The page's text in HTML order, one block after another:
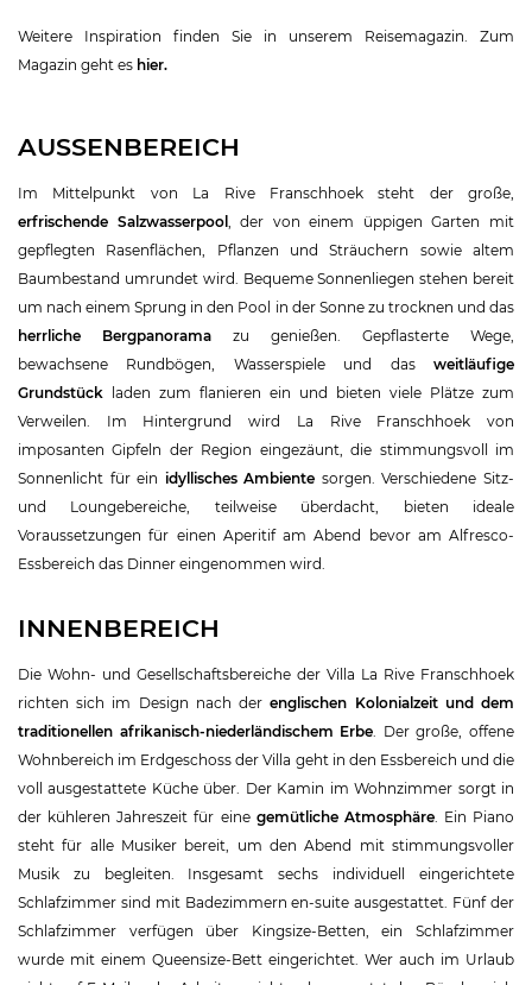
Weitere Inspiration finden Sie in unserem Reisemagazin. Zum
Magazin geht es hier.
AUSSENBEREICH
Im Mittelpunkt von La Rive Franschhoek steht der große,
erfrischende Salzwasserpool, der von einem üppigen Garten mit
gepflegten Rasenflächen, Pflanzen und Sträuchern sowie altem
Baumbestand umrundet wird. Bequeme Sonnenliegen stehen bereit
um nach einem Sprung in den Pool in der Sonne zu trocknen und das
herrliche Bergpanorama zu genießen. Gepflasterte Wege,
bewachsene Rundbögen, Wasserspiele und das weitläufige
Grundstück laden zum flanieren ein und bieten viele Plätze zum
Verweilen. Im Hintergrund wird La Rive Franschhoek von
imposanten Gipfeln der Region eingezäunt, die stimmungsvoll im
Sonnenlicht für ein idyllisches Ambiente sorgen. Verschiedene Sitz-
und Loungebereiche, teilweise überdacht, bieten ideale
Voraussetzungen für einen Aperitif am Abend bevor am Alfresco-
Essbereich das Dinner eingenommen wird.
INNENBEREICH
Die Wohn- und Gesellschaftsbereiche der Villa La Rive Franschhoek
richten sich im Design nach derenglischen Kolonialzeit und dem
traditionellen afrikanisch-niederländischem Erbe . Der große, offene
Wohnbereich im Erdgeschoss der Villa geht in den Essbereich und die
voll ausgestattete Küche über. Der Kamin im Wohnzimmer sorgt in
der kühleren Jahreszeit für eine gemütliche Atmosphäre. Ein Piano
steht für alle Musiker bereit, um den Abend mit stimmungsvoller
Musik zu begleiten. Insgesamt sechs individuell eingerichtete
Schlafzimmer sind mit Badezimmern en-suite ausgestattet. Fünf der
Schlafzimmer verfügen über Kingsize-Betten, ein Schlafzimmer
wurde mit einem Queensize-Bett eingerichtet. Wer auch im Urlaub